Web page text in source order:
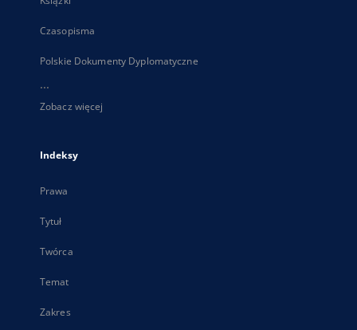
Czasopisma
Polskie Dokumenty Dyplomatyczne
...
Zobacz więcej
Indeksy
Prawa
Tytuł
Twórca
Temat
Zakres